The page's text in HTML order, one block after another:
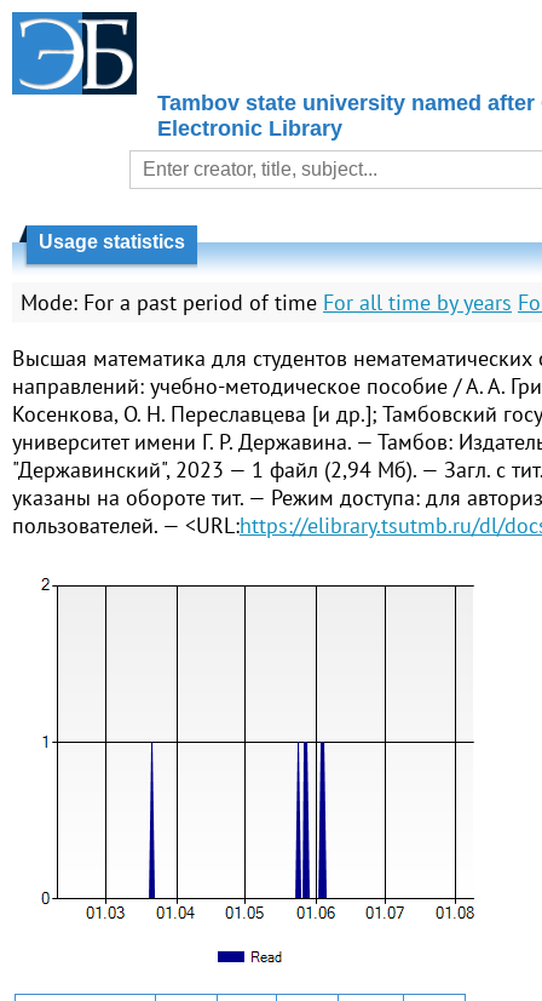
Tambov state university named after
Electronic Library
Usage statistics
Mode: For a past period of time For all time by years
Высшая математика для студентов нематематических
направлений: учебно-методическое пособие / А. А.
Косенкова, О. Н. Переславцева [и др.]; Тамбовский
университет имени Г. Р. Державина. — Тамбов:
"Державинский", 2023 — 1 файл (2,94 Мб). — Загл. с
указаны на обороте тит. — Режим доступа: для
пользователей. — <URL:https://elibrary.tsutmb.ru/dl/